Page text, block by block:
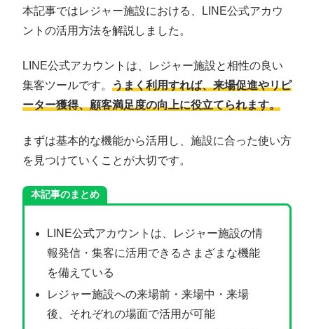
本記事ではレジャー施設における、LINE公式アカウ
ントの活用方法を解説しました。
LINE公式アカウントは、レジャー施設と相性の良い
集客ツールです。 うまく利用すれば、来場促進やリピ
ーター獲得、顧客満足度の向上に役立てられます。
まずは基本的な機能から活用し、施設に合った使い方
を見つけていくことが大切です。
本記事のまとめ
LINE公式アカウントは、レジャー施設の情
報発信・集客に活用できるさまざまな機能
を備えている
レジャー施設への来場前・来場中・来場
後、それぞれの場面で活用が可能